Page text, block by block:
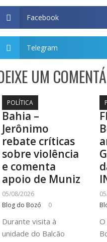
Facebook
Telegram
UM
POLÍTICA
Bahia –
Jerônimo
rebate críticas
sobre violência
e comenta
apoio de Muniz
05/08/2026
Blog do Bozó
0
Durante visita à
unidade do Balcão